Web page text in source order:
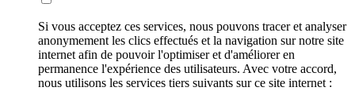
Si vous acceptez ces services, nous pouvons tracer et analyser
anonymement les clics effectués et la navigation sur notre site
internet afin de pouvoir l'optimiser et d'améliorer en
permanence l'expérience des utilisateurs. Avec votre accord,
nous utilisons les services tiers suivants sur ce site internet :